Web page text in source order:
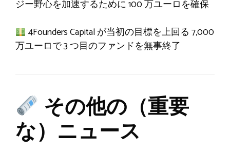
ジー野心を加速するために 100 万ユーロを確保
4Founders Capital が当初の目標を上回る 7,000
万ユーロで 3 つ目のファンドを無事終了
その他の（重要
な）ニュース